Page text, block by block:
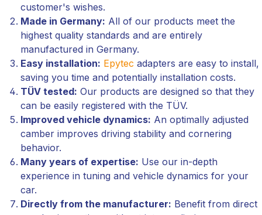
customer's wishes.
Made in Germany: All of our products meet the
highest quality standards and are entirely
manufactured in Germany.
Easy installation: Epytec adapters are easy to install,
saving you time and potentially installation costs.
TÜV tested: Our products are designed so that they
can be easily registered with the TÜV.
Improved vehicle dynamics: An optimally adjusted
camber improves driving stability and cornering
behavior.
Many years of expertise: Use our in-depth
experience in tuning and vehicle dynamics for your
car.
Directly from the manufacturer: Benefit from direct